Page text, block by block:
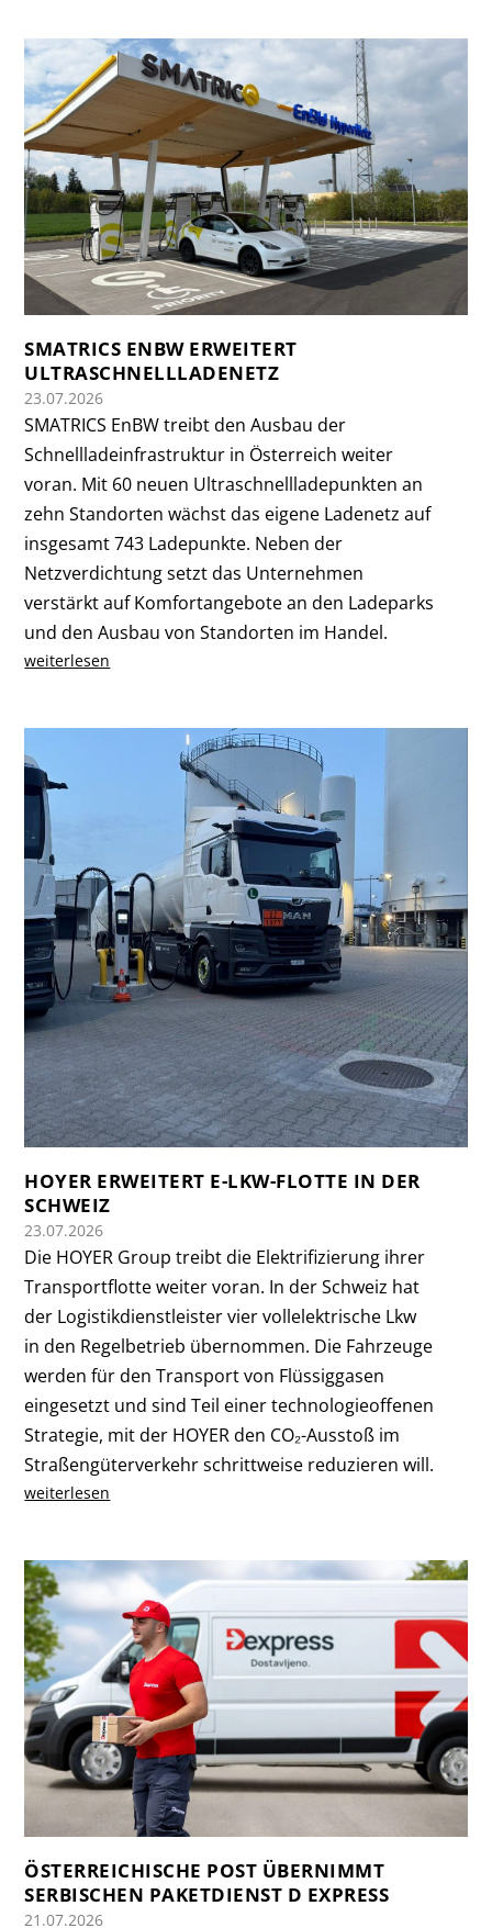
SMATRICS ENBW ERWEITERT
ULTRASCHNELLLADENETZ
23.07.2026
SMATRICS EnBW treibt den Ausbau der
Schnellladeinfrastruktur in Österreich weiter
voran. Mit 60 neuen Ultraschnellladepunkten an
zehn Standorten wächst das eigene Ladenetz auf
insgesamt 743 Ladepunkte. Neben der
Netzverdichtung setzt das Unternehmen
verstärkt auf Komfortangebote an den Ladeparks
und den Ausbau von Standorten im Handel.
weiterlesen
HOYER ERWEITERT E-LKW-FLOTTE IN DER
SCHWEIZ
23.07.2026
Die HOYER Group treibt die Elektrifizierung ihrer
Transportflotte weiter voran. In der Schweiz hat
der Logistikdienstleister vier vollelektrische Lkw
in den Regelbetrieb übernommen. Die Fahrzeuge
werden für den Transport von Flüssiggasen
eingesetzt und sind Teil einer technologieoffenen
Strategie, mit der HOYER den CO₂-Ausstoß im
Straßengüterverkehr schrittweise reduzieren will.
weiterlesen
ÖSTERREICHISCHE POST ÜBERNIMMT
SERBISCHEN PAKETDIENST D EXPRESS
21.07.2026